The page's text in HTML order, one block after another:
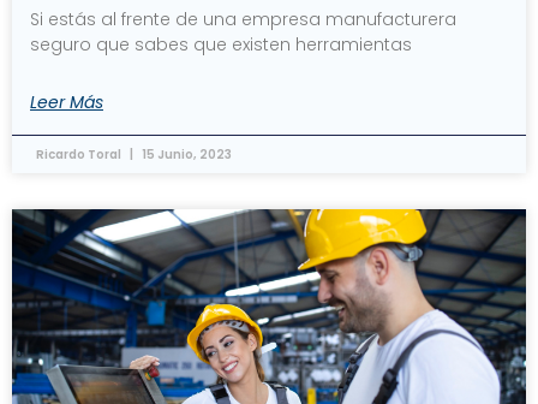
Si estás al frente de una empresa manufacturera
seguro que sabes que existen herramientas
Leer Más
Ricardo Toral 15 Junio, 2023